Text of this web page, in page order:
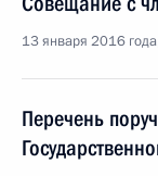
13 января 2016
Перечень